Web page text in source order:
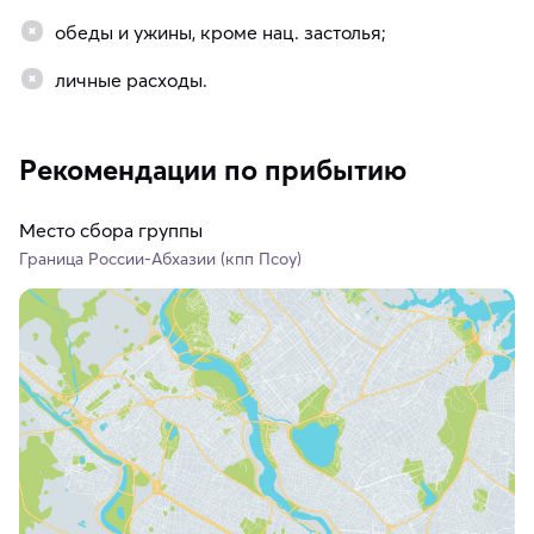
обеды и ужины, кроме нац. застолья;
личные расходы.
Рекомендации по прибытию
Место сбора группы
Граница России-Абхазии (кпп Псоу)